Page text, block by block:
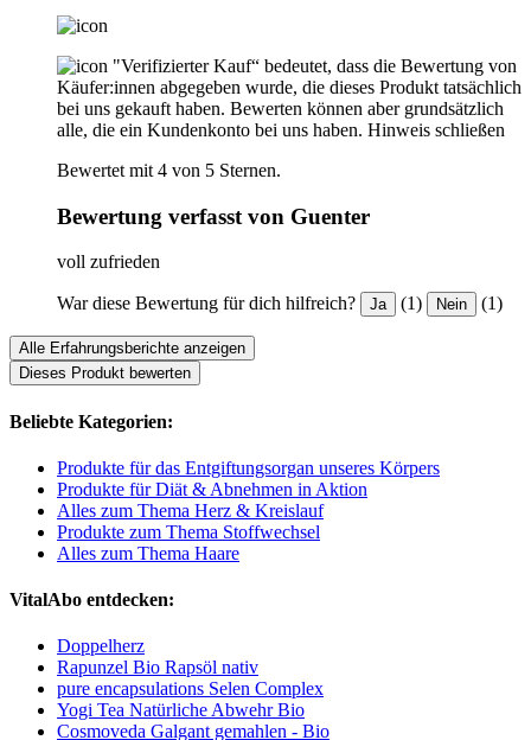
"Verifizierter Kauf“ bedeutet, dass die Bewertung von
Käufer:innen abgegeben wurde, die dieses Produkt tatsächlich
bei uns gekauft haben. Bewerten können aber grundsätzlich
alle, die ein Kundenkonto bei uns haben. Hinweis schließen
Bewertet mit 4 von 5 Sternen.
Bewertung verfasst von Guenter
voll zufrieden
War diese Bewertung für dich hilfreich? Ja (1) Nein (1)
Alle Erfahrungsberichte anzeigen
Dieses Produkt bewerten
Beliebte Kategorien:
Produkte für das Entgiftungsorgan unseres Körpers
Produkte für Diät & Abnehmen in Aktion
Alles zum Thema Herz & Kreislauf
Produkte zum Thema Stoffwechsel
Alles zum Thema Haare
VitalAbo entdecken:
Doppelherz
Rapunzel Bio Rapsöl nativ
pure encapsulations Selen Complex
Yogi Tea Natürliche Abwehr Bio
Cosmoveda Galgant gemahlen - Bio